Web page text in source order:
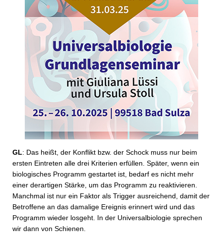
GL: Das heißt, der Konflikt bzw. der Schock muss nur beim
ersten Eintreten alle drei Kriterien erfüllen. Später, wenn ein
biologisches Programm gestartet ist, bedarf es nicht mehr
einer derartigen Stärke, um das Programm zu reaktivieren.
Manchmal ist nur ein Faktor als Trigger ausreichend, damit der
Betroffene an das damalige Ereignis erinnert wird und das
Programm wieder losgeht. In der Universalbiologie sprechen
wir dann von Schienen.